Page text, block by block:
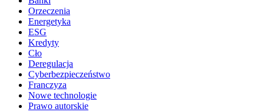
Orzeczenia
Energetyka
ESG
Kredyty
Cło
Deregulacja
Cyberbezpieczeństwo
Franczyza
Nowe technologie
Prawo autorskie